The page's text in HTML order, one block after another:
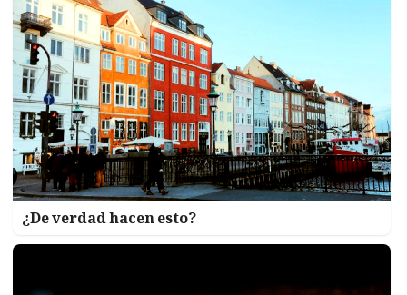
¿De verdad hacen esto?